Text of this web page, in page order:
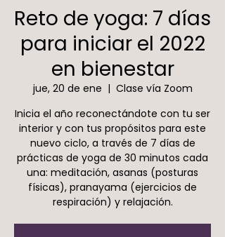
Reto de yoga: 7 días
para iniciar el 2022
en bienestar
jue, 20 de ene
  |
Clase vía Zoom
Inicia el año reconectándote con tu ser
interior y con tus propósitos para este
nuevo ciclo, a través de 7 días de
prácticas de yoga de 30 minutos cada
una: meditación, asanas (posturas
físicas), pranayama (ejercicios de
respiración) y relajación.